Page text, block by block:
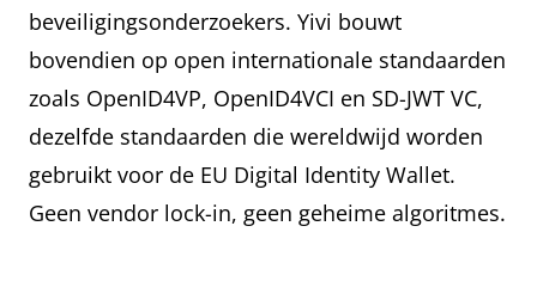
beveiligingsonderzoekers. Yivi bouwt
bovendien op open internationale standaarden
zoals OpenID4VP, OpenID4VCI en SD-JWT VC,
dezelfde standaarden die wereldwijd worden
gebruikt voor de EU Digital Identity Wallet.
Geen vendor lock-in, geen geheime algoritmes.